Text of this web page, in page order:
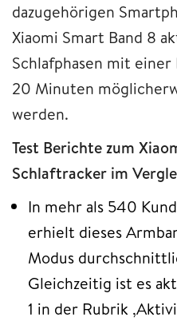
dazugehörigen
Xiaomi Smart Band 8
Schlafphasen mit
20 Minuten
werden.
Test Berichte zum
Schlaftracker im
In mehr als 540
erhielt dieses
Modus
Gleichzeitig ist es
1 in der Rubrik